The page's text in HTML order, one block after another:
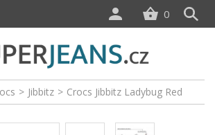
> Jibbitz > Crocs Jibbitz Ladybug Red
0